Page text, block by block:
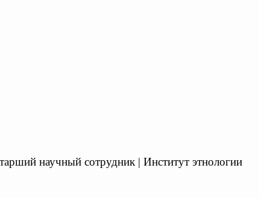
научный сотрудник | Институт этнологии